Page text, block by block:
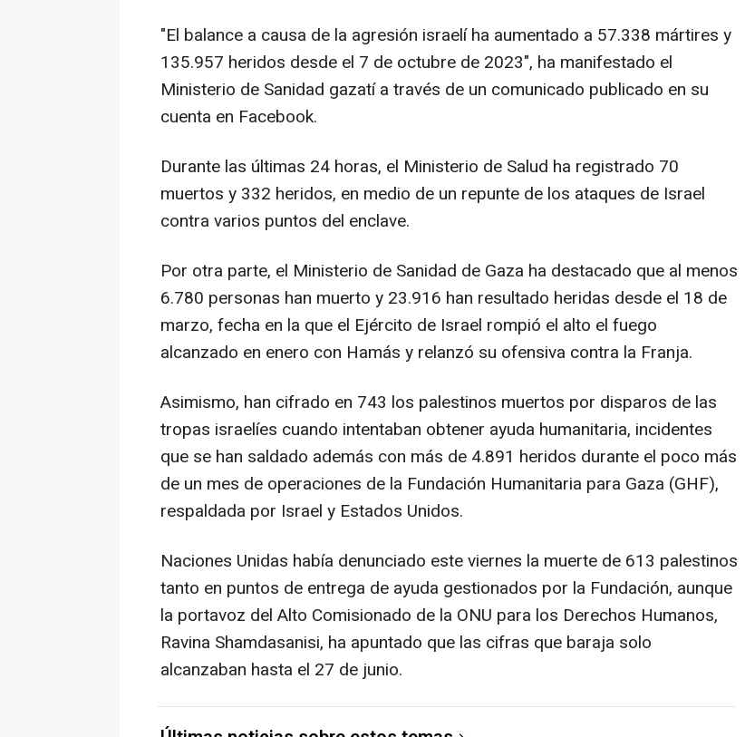
"El balance a causa de la agresión israelí ha aumentado a 57.338 mártires y
135.957 heridos desde el 7 de octubre de 2023", ha manifestado el
Ministerio de Sanidad gazatí a través de un comunicado publicado en su
cuenta en Facebook.
Durante las últimas 24 horas, el Ministerio de Salud ha registrado 70
muertos y 332 heridos, en medio de un repunte de los ataques de Israel
contra varios puntos del enclave.
Por otra parte, el Ministerio de Sanidad de Gaza ha destacado que al menos
6.780 personas han muerto y 23.916 han resultado heridas desde el 18 de
marzo, fecha en la que el Ejército de Israel rompió el alto el fuego
alcanzado en enero con Hamás y relanzó su ofensiva contra la Franja.
Asimismo, han cifrado en 743 los palestinos muertos por disparos de las
tropas israelíes cuando intentaban obtener ayuda humanitaria, incidentes
que se han saldado además con más de 4.891 heridos durante el poco más
de un mes de operaciones de la Fundación Humanitaria para Gaza (GHF),
respaldada por Israel y Estados Unidos.
Naciones Unidas había denunciado este viernes la muerte de 613 palestinos
tanto en puntos de entrega de ayuda gestionados por la Fundación, aunque
la portavoz del Alto Comisionado de la ONU para los Derechos Humanos,
Ravina Shamdasanisi, ha apuntado que las cifras que baraja solo
alcanzaban hasta el 27 de junio.